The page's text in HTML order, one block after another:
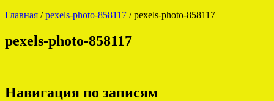
Главная /pexels-photo-858117 / pexels-photo-858117
pexels-photo-858117
Навигация по записям